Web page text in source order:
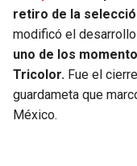
retiro de la
modificó el
uno de los
Tricolor. Fue el
guardameta que
México.